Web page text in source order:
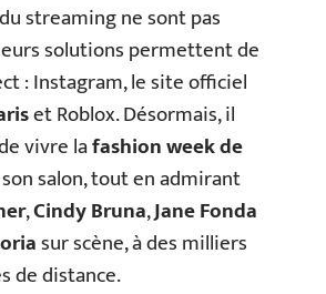
streaming ne sont pas
solutions permettent de
: Instagram, le site officiel
et Roblox. Désormais, il
vivre lafashion week de
salon, tout en admirant
,Cindy Bruna,Jane Fonda
sur scène, à des milliers
de distance.